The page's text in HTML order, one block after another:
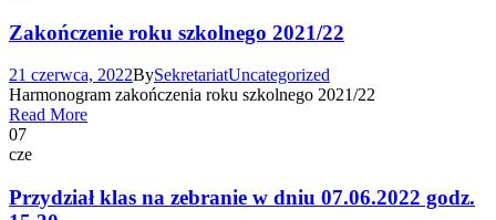
Zakończenie roku szkolnego 2021/22
21 czerwca, 2022BySekretariatUncategorized
Harmonogram zakończenia roku szkolnego 2021/22
Read More
07
cze
Przydział klas na zebranie w dniu 07.06.2022 godz.